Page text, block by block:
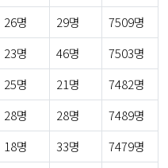
26명 29명
7509명
23명 46명
7503명
25명 21명
7482명
28명 28명
7489명
18명 33명
7479명